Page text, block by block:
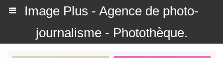
Image Plus - Agence de photo-
journalisme - Photothèque.